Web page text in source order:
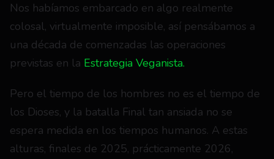
Nos habíamos embarcado en algo realmente
colosal, virtualmente imposible, así pensábamos a
una década de comenzadas las operaciones
previstas en la Estrategia Veganista.
Pero el tiempo de los hombres no es el tiempo de
los Dioses, y la batalla Final tan ansiada no se
espera medida en los tiempos humanos. A estas
alturas, finales de 2025, prácticamente 2026,